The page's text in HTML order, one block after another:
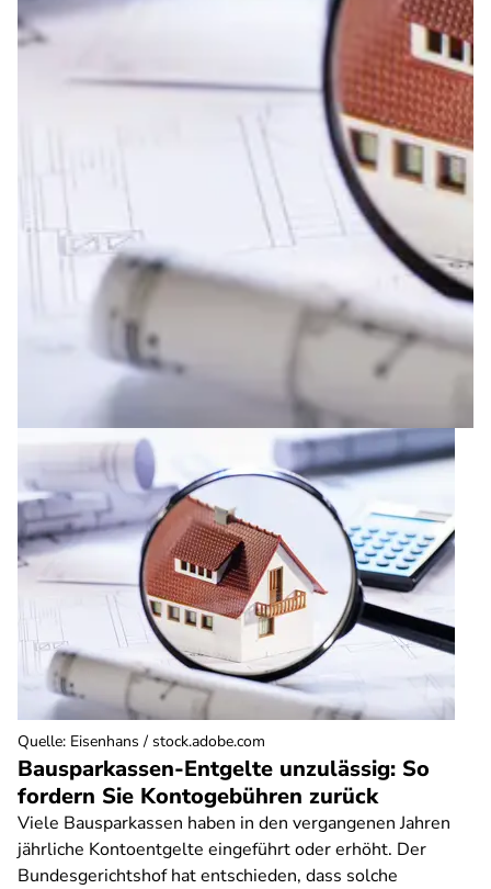
Bausparkassen-Entgelte unzulässig: So
fordern Sie Kontogebühren zurück
Viele Bausparkassen haben in den vergangenen Jahren
jährliche Kontoentgelte eingeführt oder erhöht. Der
Bundesgerichtshof hat entschieden, dass solche
Quelle: Eisenhans / stock.adobe.com